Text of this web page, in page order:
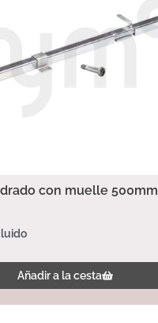
con muelle 500mm
Añadir a la cesta